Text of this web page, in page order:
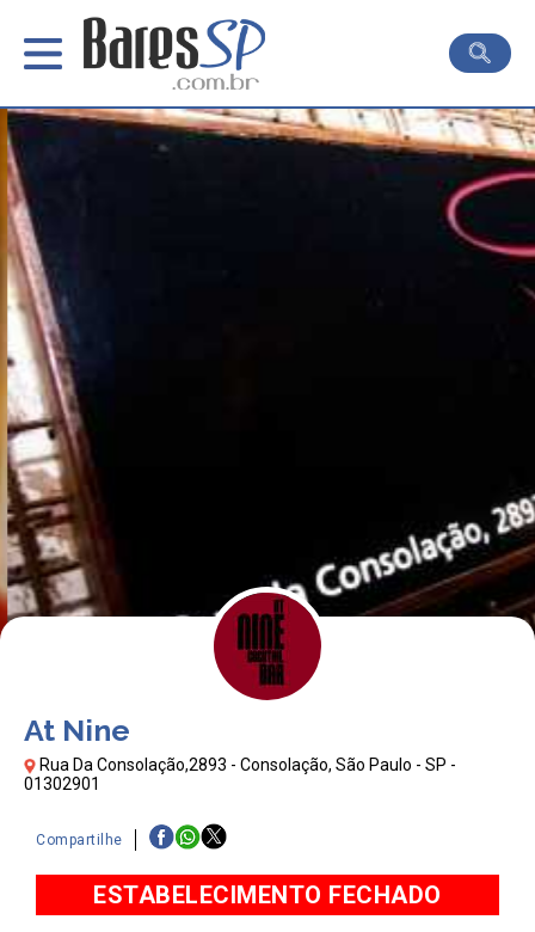
At Nine
Rua Da Consolação,2893 - Consolação, São Paulo - SP -
01302901
Compartilhe
ESTABELECIMENTO FECHADO